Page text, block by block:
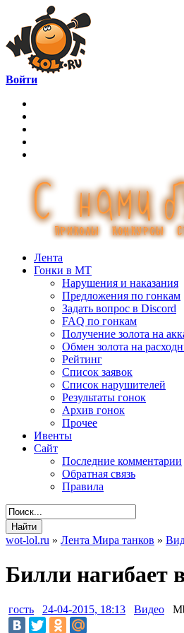
Войти
Лента
Гонки в МТ
Нарушения и наказания
Предложения по гонкам
Задать вопрос в Discord
FAQ по гонкам
Получение золота на
Обмен золота на
Рейтинг
Список заявок
Список нарушителей
Результаты гонок
Архив гонок
Прочее
Ивенты
Сайт
Последние комментарии
Обратная связь
Правила
wot-lol.ru » Лента Мира танков »
Билли нагибает
гость 24-04-2015, 18:13 Видео